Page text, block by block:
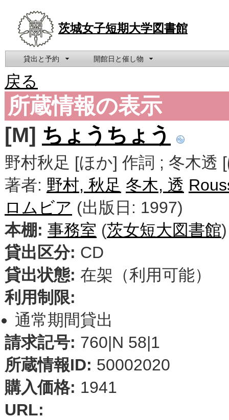
茨城女子短期大学図書館
貸出と予約 開館日と催し物
戻る
所蔵情報の表示
[M] ちょうちょう
野村秋足 [ほか] 作詞 ; 冬木透
著者: 野村, 秋足 冬木, 透
ロムビア (出版日: 1997)
本棚: 事務室 (茨女短大図書館)
貸出区分: CD
貸出状態: 在架（利用可能）
利用制限:
通常期間貸出
請求記号: 760|N 58|1
所蔵情報ID: 50002020
購入価格: 1941
URL: